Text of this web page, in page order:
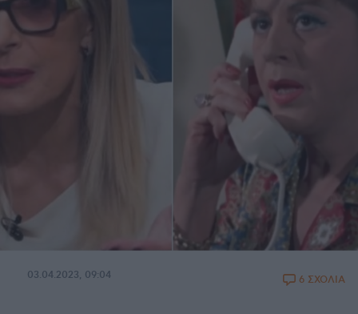
03.04.2023, 09:04 6 ΣΧΟΛΙΑ